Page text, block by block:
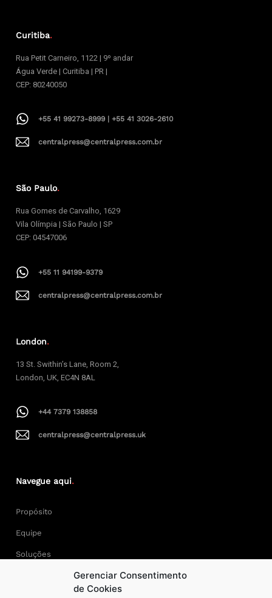
Gerenciar Consentimento
de Cookies
Curitiba.
Rua Petit Carneiro, 1122 | 9º andar
Água Verde | Curitiba | PR |
CEP: 80240050
+55 41 99273-8999 | +55 41 3026-2610
centralpress@centralpress.com.br
São Paulo.
Rua Gomes de Carvalho, 1629
Vila Olímpia | São Paulo | SP
CEP: 04547006
+55 11 94199-9379
centralpress@centralpress.com.br
London.
13 St. Swithin’s Lane, Room 2,
London, UK, EC4N 8AL
+44 7379 138858
centralpress@centralpress.uk
Navegue aqui.
Propósito
Equipe
Soluções